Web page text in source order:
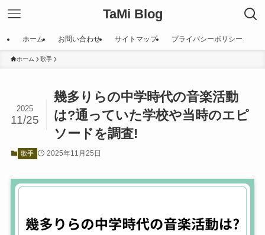
TaMi Blog
ホーム お問い合わせ サイトマップ プライバシーポリシー
ホーム 歌手
幾多りらの中学時代の音楽活動
は?通っていた学校や当時のエピ
ソードを調査!
2025
11/25
歌手 2025年11月25日